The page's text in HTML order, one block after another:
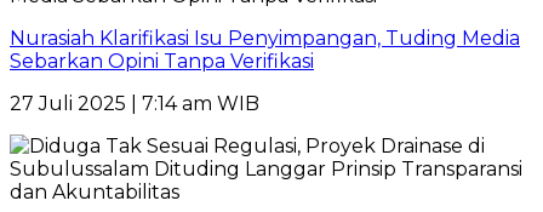
Nurasiah Klarifikasi Isu Penyimpangan, Tuding Media
Sebarkan Opini Tanpa Verifikasi
27 Juli 2025 | 7:14 am WIB